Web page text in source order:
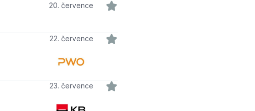
20. července
22. července
23. července